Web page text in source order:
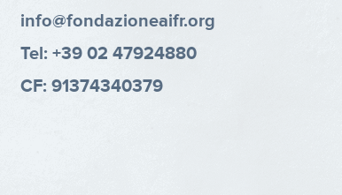
info@fondazioneaifr.org
Tel: +39 02 47924880
CF: 91374340379